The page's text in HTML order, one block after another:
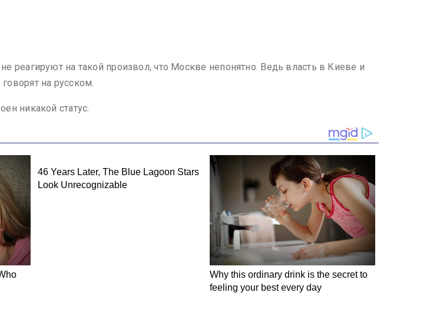
реагируют на такой произвол, что Москве непонятно. Ведь власть в Киеве и
на русском.
никакой статус.